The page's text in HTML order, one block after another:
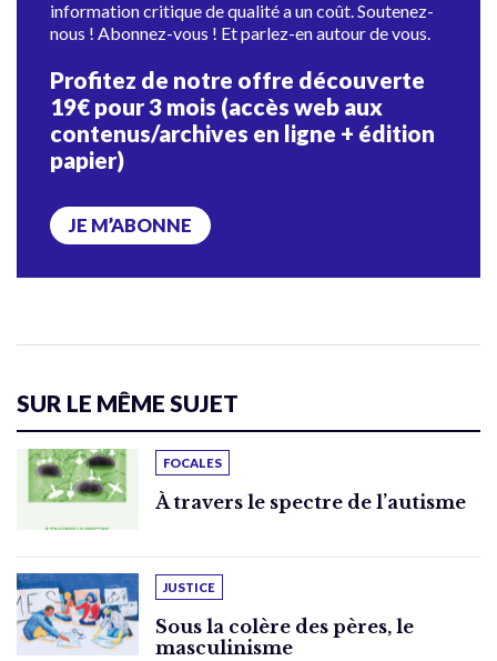
information critique de qualité a un coût. Soutenez-
nous ! Abonnez-vous ! Et parlez-en autour de vous.
Profitez de notre offre découverte
19€ pour 3 mois (accès web aux
contenus/archives en ligne + édition
papier)
JE M’ABONNE
SUR LE MÊME SUJET
FOCALES
À travers le spectre de l’autisme
JUSTICE
Sous la colère des pères, le
masculinisme